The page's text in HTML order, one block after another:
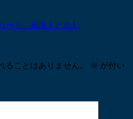
ード 相場まとめ】
ることはありません。 ※ が付い